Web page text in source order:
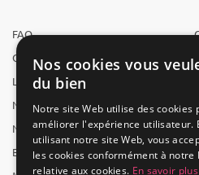
FAQ
Qui sommes-nous ?
L'équipe
Nous recrutons
Nos partenaires
Espace presse
Nos cookies vous
du bien
Notre site Web utilise des cookies
améliorer l'expérience utilisateur.
utilisant notre site Web, vous
les cookies conformément à notre
relative aux cookies. En savoir plus